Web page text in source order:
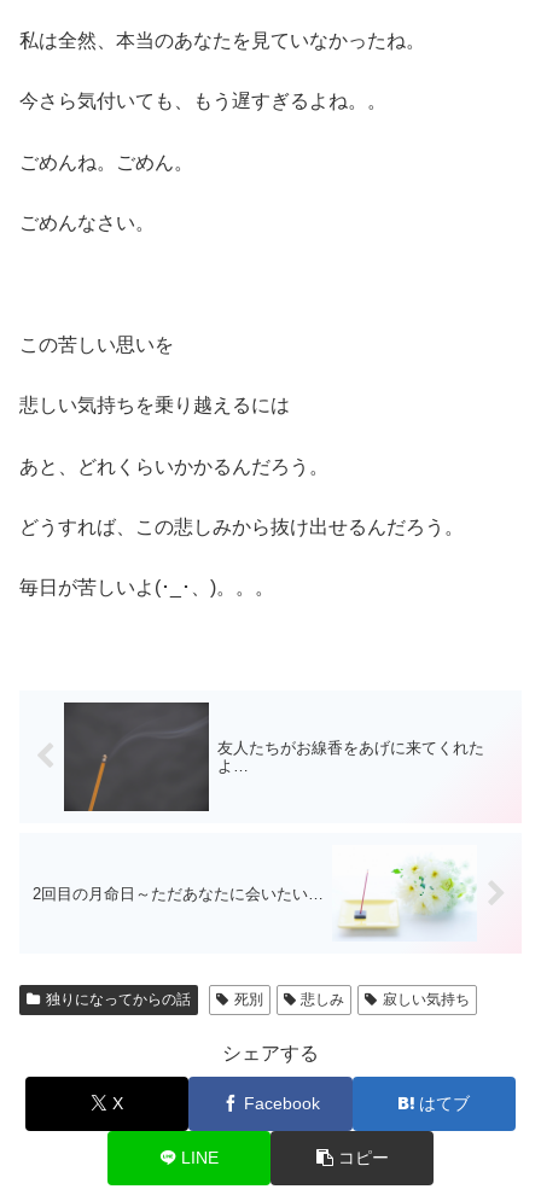
私は全然、本当のあなたを見ていなかったね。
今さら気付いても、もう遅すぎるよね。。
ごめんね。ごめん。
ごめんなさい。
この苦しい思いを
悲しい気持ちを乗り越えるには
あと、どれくらいかかるんだろう。
どうすれば、この悲しみから抜け出せるんだろう。
毎日が苦しいよ(･_･、)。。。
友人たちがお線香をあげに来てくれた
よ…
2回目の月命日～ただあなたに会いたい…
独りになってからの話 死別 悲しみ 寂しい気持ち
シェアする
X Facebook はてブ
LINE コピー